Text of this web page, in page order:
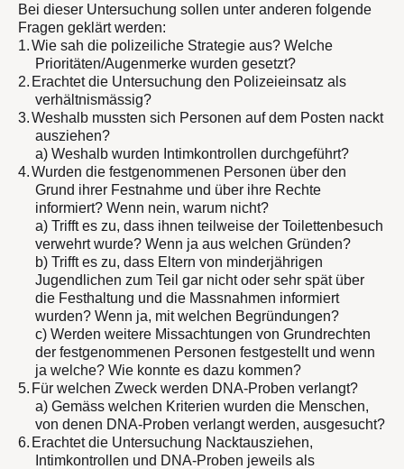
Bei dieser Untersuchung sollen unter anderen folgende
Fragen geklärt werden:
1.Wie sah die polizeiliche Strategie aus? Welche
Prioritäten/Augenmerke wurden gesetzt?
2. Erachtet die Untersuchung den Polizeieinsatz als
verhältnismässig?
3.Weshalb mussten sich Personen auf dem Posten nackt
ausziehen?
a) Weshalb wurden Intimkontrollen durchgeführt?
4.Wurden die festgenommenen Personen über den
Grund ihrer Festnahme und über ihre Rechte
informiert? Wenn nein, warum nicht?
a) Trifft es zu, dass ihnen teilweise der Toilettenbesuch
verwehrt wurde? Wenn ja aus welchen Gründen?
b) Trifft es zu, dass Eltern von minderjährigen
Jugendlichen zum Teil gar nicht oder sehr spät über
die Festhaltung und die Massnahmen informiert
wurden? Wenn ja, mit welchen Begründungen?
c) Werden weitere Missachtungen von Grundrechten
der festgenommenen Personen festgestellt und wenn
ja welche? Wie konnte es dazu kommen?
5. Für welchen Zweck werden DNA-Proben verlangt?
a) Gemäss welchen Kriterien wurden die Menschen,
von denen DNA-Proben verlangt werden, ausgesucht?
6. Erachtet die Untersuchung Nacktausziehen,
Intimkontrollen und DNA-Proben jeweils als